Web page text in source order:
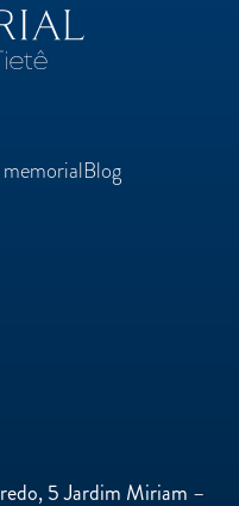
Blog
5 Jardim Miriam –